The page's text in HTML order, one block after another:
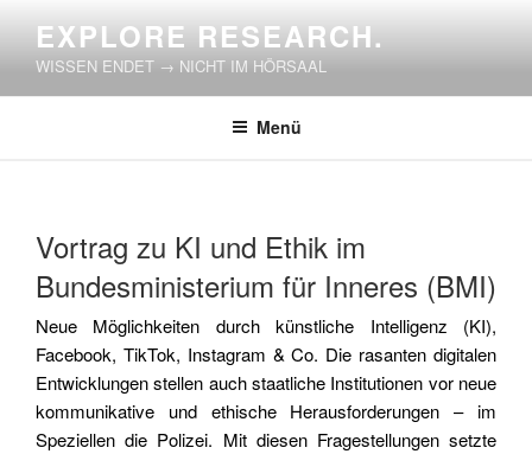
springen
EXPLORE RESEARCH.
WISSEN ENDET → NICHT IM HÖRSAAL
Menü
AM
Vortrag zu KI und Ethik im
Bundesministerium für Inneres (BMI)
Neue Möglichkeiten durch künstliche Intelligenz (KI),
Facebook, TikTok, Instagram & Co. Die rasanten digitalen
Entwicklungen stellen auch staatliche Institutionen vor neue
kommunikative und ethische Herausforderungen – im
Speziellen die Polizei. Mit diesen Fragestellungen setzte